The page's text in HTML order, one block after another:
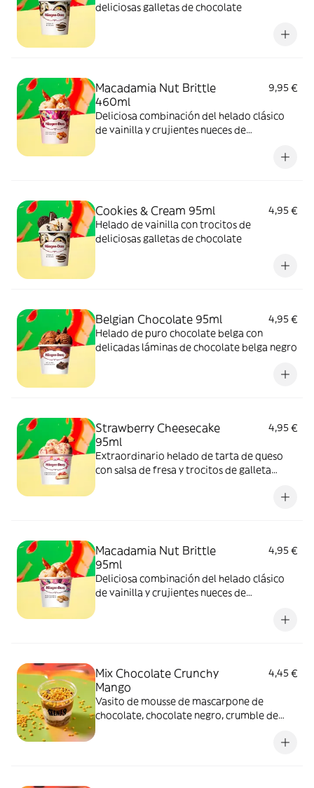
deliciosas galletas de chocolate
Macadamia Nut Brittle
460ml
9,95 €
Deliciosa combinación del helado clásico
de vainilla y crujientes nueces de
Cookies & Cream 95ml
4,95 €
Helado de vainilla con trocitos de
deliciosas galletas de chocolate
Belgian Chocolate 95ml
4,95 €
Helado de puro chocolate belga con
delicadas láminas de chocolate belga negro
Strawberry Cheesecake
95ml
4,95 €
Extraordinario helado de tarta de queso
con salsa de fresa y trocitos de galleta
Macadamia Nut Brittle
95ml
4,95 €
Deliciosa combinación del helado clásico
de vainilla y crujientes nueces de
Mix Chocolate Crunchy
Mango
4,45 €
Vasito de mousse de mascarpone de
chocolate, chocolate negro, crumble de